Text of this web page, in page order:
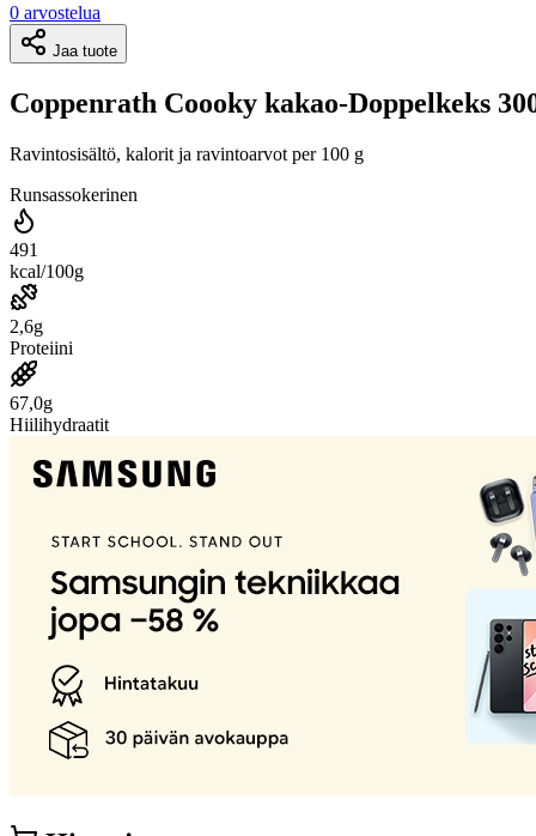
0 arvostelua
Jaa tuote
Coppenrath Coooky kakao-Doppelkeks
Ravintosisältö, kalorit ja ravintoarvot per 100 g
Runsassokerinen
491
kcal/100g
2,6g
Proteiini
67,0g
Hiilihydraatit